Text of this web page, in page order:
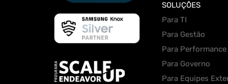
SOLUÇÕES
Para TI
Para Gestão
Para Performance
Para Governo
Para Equipes